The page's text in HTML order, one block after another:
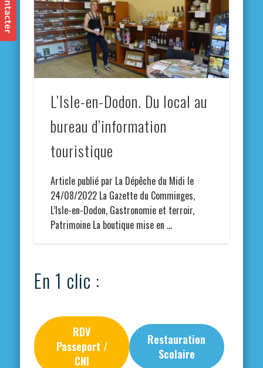
L’Isle-en-Dodon. Du local au
bureau d’information
touristique
Article publié par La Dépêche du Midi le
24/08/2022 La Gazette du Comminges,
L’Isle-en-Dodon, Gastronomie et terroir,
Patrimoine La boutique mise en …
En 1 clic :
RDV
Passeport /
CNI
Restauration
Scolaire